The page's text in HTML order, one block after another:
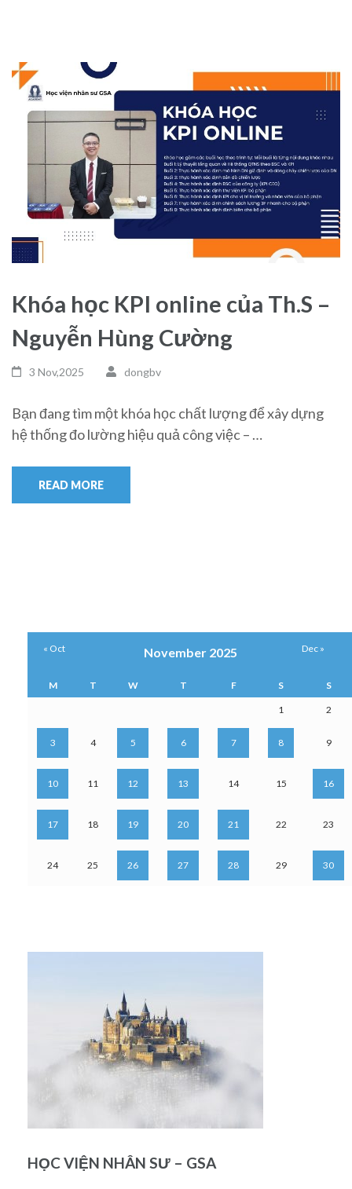
Khóa học KPI online của Th.S –
Nguyễn Hùng Cường
3 Nov,2025 dongbv
Bạn đang tìm một khóa học chất lượng để xây dựng
hệ thống đo lường hiệu quả công việc – …
READ MORE
November 2025
M T W T F S S
1 2
3 4 5 6 7 8 9
10 11 12 13 14 15 16
17 18 19 20 21 22 23
24 25 26 27 28 29 30
« Oct Dec »
HỌC VIỆN NHÂN SƯ – GSA